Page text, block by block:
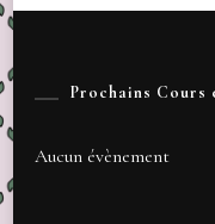
Prochains Cours
Aucun évènement